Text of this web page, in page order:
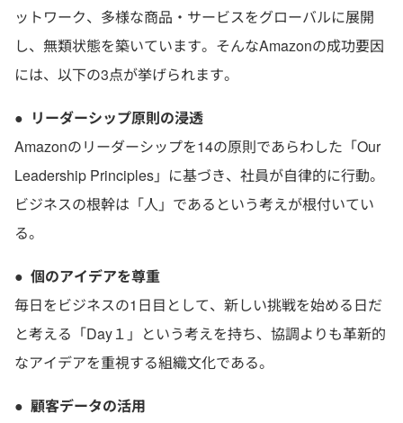
ットワーク、多様な商品・サービスをグローバルに展開
し、無類状態を築いています。そんなAmazonの成功要因
には、以下の3点が挙げられます。
● リーダーシップ原則の浸透
Amazonのリーダーシップを14の原則であらわした「Our
Leadership Principles」に基づき、社員が自律的に行動。
ビジネスの根幹は「人」であるという考えが根付いてい
る。
● 個のアイデアを尊重
毎日をビジネスの1日目として、新しい挑戦を始める日だ
と考える「Day１」という考えを持ち、協調よりも革新的
なアイデアを重視する組織文化である。
● 顧客データの活用